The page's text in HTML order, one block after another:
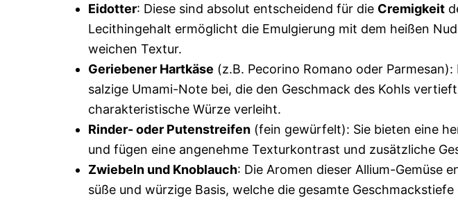
Eidotter: Diese sind absolut entscheidend für die Cremigkeit
Lecithingehalt ermöglicht die Emulgierung mit dem heißen
weichen Textur.
Geriebener Hartkäse (z.B. Pecorino Romano oder
salzige Umami-Note bei, die den Geschmack des Kohls
charakteristische Würze verleiht.
Rinder- oder Putenstreifen (fein gewürfelt): Sie bieten eine
und fügen eine angenehme Texturkontrast und zusätzliche
Zwiebeln und Knoblauch: Die Aromen dieser Allium-Gemüse
süße und würzige Basis, welche die gesamte